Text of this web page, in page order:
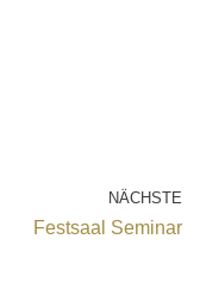
NÄCHSTE
Festsaal Seminar